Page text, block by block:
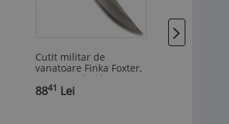
Cutit militar de
vanatoare Finka Foxter,
30 cm, otel, si lemn,
husa lama
8841 Lei